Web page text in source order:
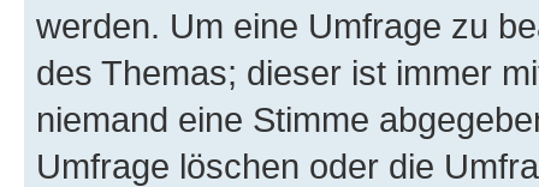
werden. Um eine Umfrage zu
des Themas; dieser ist immer
niemand eine Stimme
Umfrage löschen oder die